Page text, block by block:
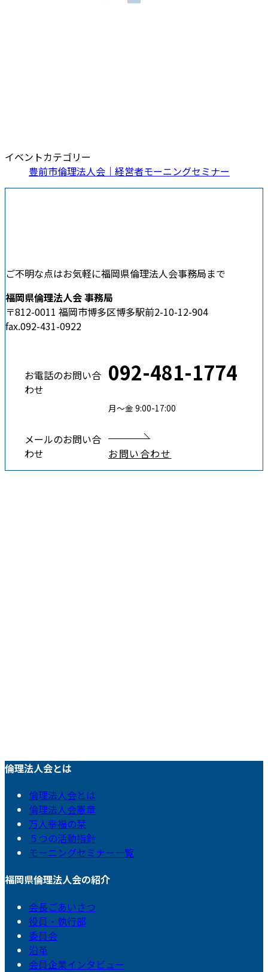
イベントカテゴリー
豊前市倫理法人会｜経営者モーニングセミナー
ご不明な点はお気軽に福岡県倫理法人会事務局まで
福岡県倫理法人会 事務局
〒812-0011 福岡市博多区博多駅前2-10-12-904
fax.092-431-0922
お電話のお問い合
わせ
092-481-1774
月〜金 9:00-17:00
メールのお問い合
わせ
お問い合わせ
倫理法人会とは
倫理法人会とは
倫理法人会憲章
万人幸福の栞
５つの活動指針
モーニングセミナー一覧
福岡県倫理法人会の紹介
会長ごあいさつ
役員・執行部
委員会
沿革
会員企業インタビュー